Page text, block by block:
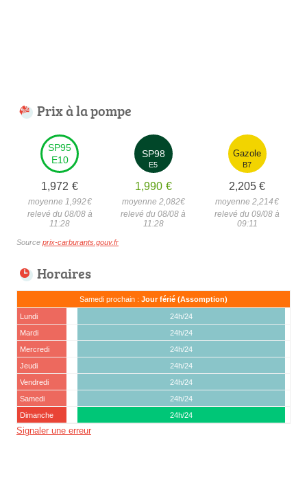
Prix à la pompe
SP95
E10
1,972 €
moyenne 1,992€
relevé du 08/08 à
11:28
SP98
E5
1,990 €
moyenne 2,082€
relevé du 08/08 à
11:28
Gazole
B7
2,205 €
moyenne 2,214€
relevé du 09/08 à
09:11
Source prix-carburants.gouv.fr
Horaires
Samedi prochain : Jour férié (Assomption)
Lundi
24h/24
Mardi
24h/24
Mercredi
24h/24
Jeudi
24h/24
Vendredi
24h/24
Samedi
24h/24
Dimanche
24h/24
Signaler une erreur